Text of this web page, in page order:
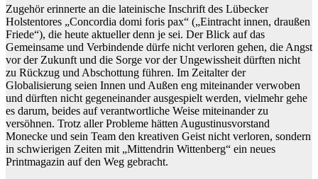
Zugehör erinnerte an die lateinische Inschrift des Lübecker
Holstentores „Concordia domi foris pax“ („Eintracht innen, draußen
Friede“), die heute aktueller denn je sei. Der Blick auf das
Gemeinsame und Verbindende dürfe nicht verloren gehen, die Angst
vor der Zukunft und die Sorge vor der Ungewissheit dürften nicht
zu Rückzug und Abschottung führen. Im Zeitalter der
Globalisierung seien Innen und Außen eng miteinander verwoben
und dürften nicht gegeneinander ausgespielt werden, vielmehr gehe
es darum, beides auf verantwortliche Weise miteinander zu
versöhnen. Trotz aller Probleme hätten Augustinusvorstand
Monecke und sein Team den kreativen Geist nicht verloren, sondern
in schwierigen Zeiten mit „Mittendrin Wittenberg“ ein neues
Printmagazin auf den Weg gebracht.